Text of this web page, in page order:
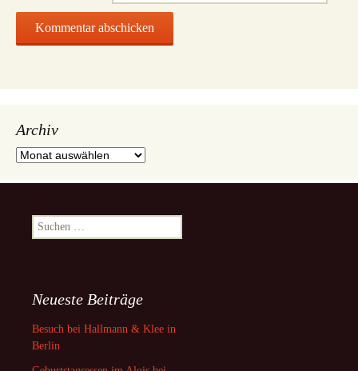
Archiv
Archiv
Suchen
nach:
Neueste Beiträge
Besuch bei Hallmann & Klee in
Berlin